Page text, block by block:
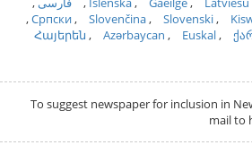
Српски
Slovenčina Slovenski
Հայերեն Azərbaycan Euskal
To suggest newspaper for inclusion in
mail to